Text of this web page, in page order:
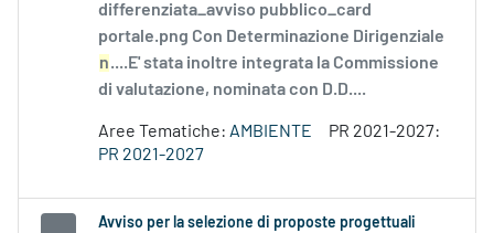
differenziata_avviso pubblico_card
portale.png Con Determinazione Dirigenziale
n....E' stata inoltre integrata la Commissione
di valutazione, nominata con D.D....
Aree Tematiche: AMBIENTE
PR 2021-2027:
PR 2021-2027
Avviso per la selezione di proposte progettuali